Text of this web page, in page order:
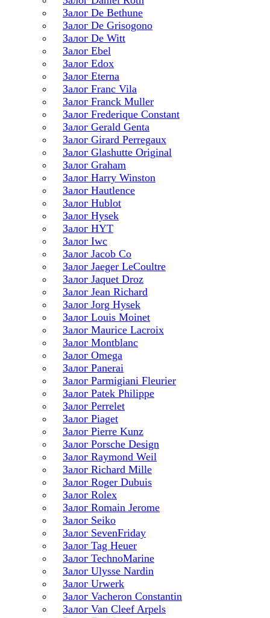
Залог De Bethune
Залог De Grisogono
Залог De Witt
Залог Ebel
Залог Edox
Залог Eterna
Залог Franc Vila
Залог Franck Muller
Залог Frederique Constant
Залог Gerald Genta
Залог Girard Perregaux
Залог Glashutte Original
Залог Graham
Залог Harry Winston
Залог Hautlence
Залог Hublot
Залог Hysek
Залог HYT
Залог Iwc
Залог Jacob Co
Залог Jaeger LeCoultre
Залог Jaquet Droz
Залог Jean Richard
Залог Jorg Hysek
Залог Louis Moinet
Залог Maurice Lacroix
Залог Montblanc
Залог Omega
Залог Panerai
Залог Parmigiani Fleurier
Залог Patek Philippe
Залог Perrelet
Залог Piaget
Залог Pierre Kunz
Залог Porsche Design
Залог Raymond Weil
Залог Richard Mille
Залог Roger Dubuis
Залог Rolex
Залог Romain Jerome
Залог Seiko
Залог SevenFriday
Залог Tag Heuer
Залог TechnoMarine
Залог Ulysse Nardin
Залог Urwerk
Залог Vacheron Constantin
Залог Van Cleef Arpels